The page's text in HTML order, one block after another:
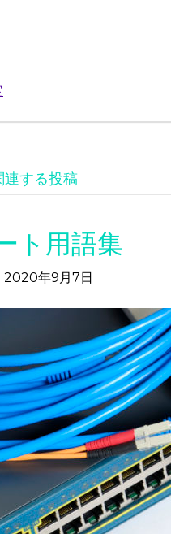
する投稿
ト用語集
2020年9月7日